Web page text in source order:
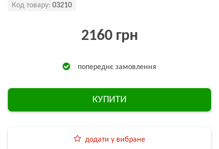
Код товару: 03210
2160 грн
попереднє замовлення
КУПИТИ
додати у вибране